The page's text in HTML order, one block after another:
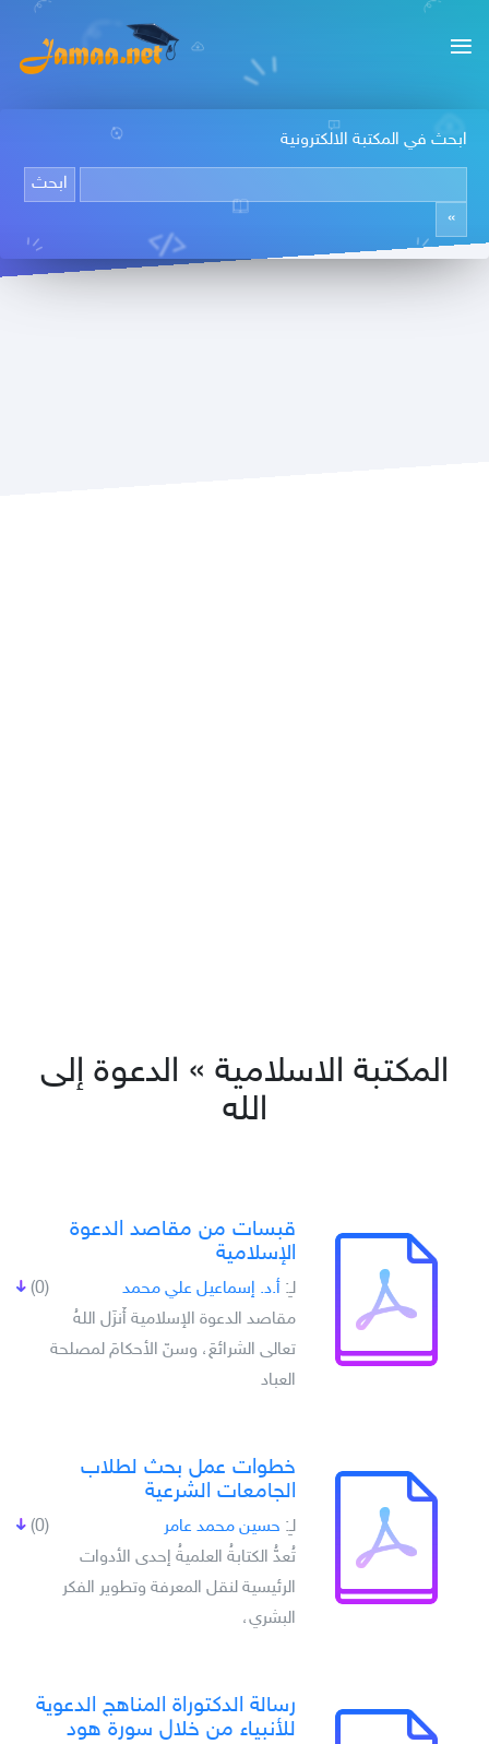
ابحث في المكتبة الالكترونية
المكتبة الاسلامية » الدعوة إلى
الله
قبسات من مقاصد الدعوة
الإسلامية
(0) لـِ: أ.د. إسماعيل علي محمد
مقاصد الدعوة الإسلامية أَنزَل اللهُ
تعالى الشرائعَ، وسنّ الأحكامَ لمصلحة
العباد
خطوات عمل بحث لطلاب
الجامعات الشرعية
(0) لـِ: حسين محمد عامر
تُعدُّ الكتابةُ العلميةُ إحدى الأدوات
الرئيسية لنقل المعرفة وتطوير الفكر
البشري،
رسالة الدكتوراة المناهج الدعوية
للأنبياء من خلال سورة هود